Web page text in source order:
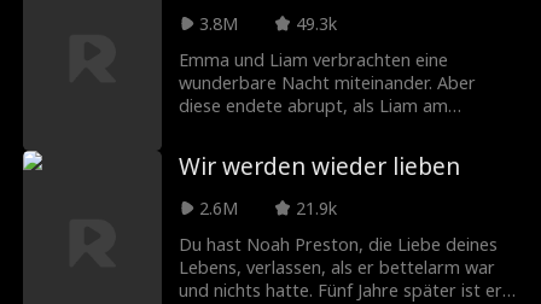
3.8M
49.3k
Emma und Liam verbrachten eine
wunderbare Nacht miteinander. Aber
diese endete abrupt, als Liam am
verschwand. Sechs Monate später treffen
sie sich auf der Hochzeit von Emmas
Schwester wieder, bei der Liam der
Trauzeuge ist. Als ihre ungeklärten
Gefühle wieder aufkommen, beschließt
Emma, sich für das Wochenende mit Liam
zu verabreden. Sie hofft, damit ihren Ex
Wir werden wieder lieben
2.6M
21.9k
Du hast Noah Preston, die Liebe deines
Lebens, verlassen, als er bettelarm war
und nichts hatte. Fünf Jahre später ist er